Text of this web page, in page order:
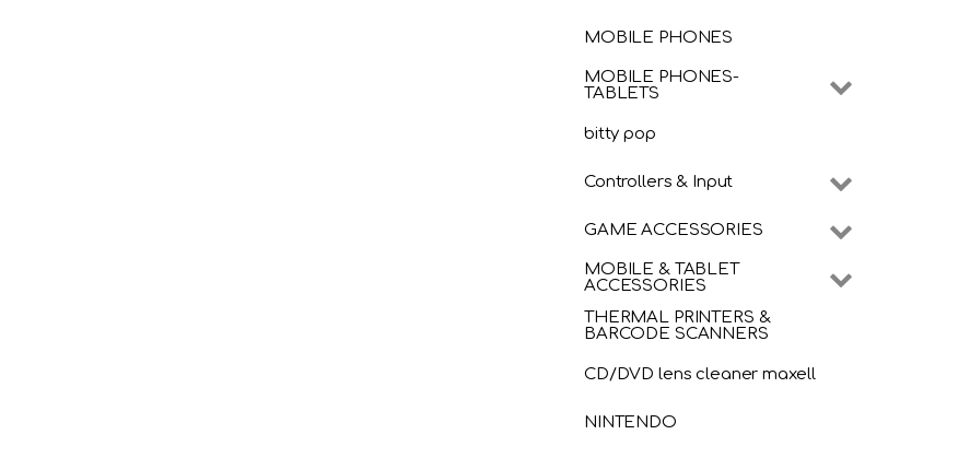
MOBILE PHONES
MOBILE PHONES-
TABLETS
bitty pop
Controllers & Input
GAME ACCESSORIES
MOBILE & TABLET
ACCESSORIES
THERMAL PRINTERS &
BARCODE SCANNERS
CD/DVD lens cleaner maxell
NINTENDO